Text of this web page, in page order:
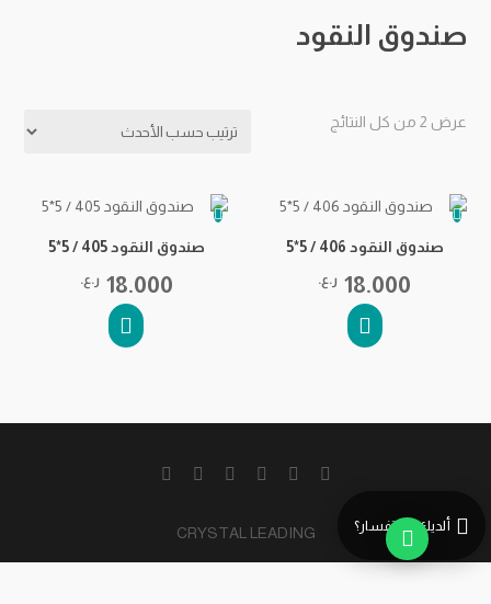
صندوق النقود
عرض ⁦2⁩ من كل النتائج
صندوق النقود 406 / 5*5
18.000 ر.ع.
صندوق النقود 405 / 5*5
18.000 ر.ع.
CRYSTAL LEADING ألديك استفسار؟